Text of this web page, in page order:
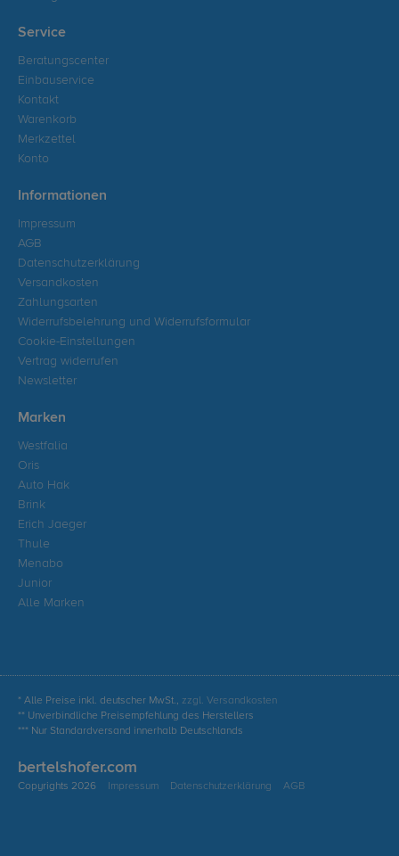
Service
Beratungscenter
Einbauservice
Kontakt
Warenkorb
Merkzettel
Konto
Informationen
Impressum
AGB
Datenschutzerklärung
Versandkosten
Zahlungsarten
Widerrufsbelehrung und Widerrufsformular
Cookie-Einstellungen
Vertrag widerrufen
Newsletter
Marken
Westfalia
Oris
Auto Hak
Brink
Erich Jaeger
Thule
Menabo
Junior
Alle Marken
* Alle Preise inkl. deutscher MwSt., zzgl. Versandkosten
** Unverbindliche Preisempfehlung des Herstellers
*** Nur Standardversand innerhalb Deutschlands
bertelshofer.com
Copyrights 2026 Impressum Datenschutzerklärung AGB